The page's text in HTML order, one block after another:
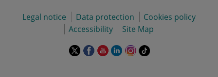
Legal notice Data protection
Cookies policy
Accessibility
Site Map
This This This This This Link